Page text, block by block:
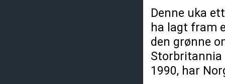
Denne uka
ha lagt fram
den grønne
Storbritannia
1990, har